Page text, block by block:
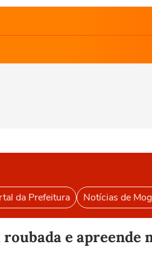
da Prefeitura Notícias de
e apreende